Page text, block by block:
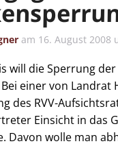
am 16. August 2008
will die Sperrung
einer von
des RVV-
Einsicht in das
Davon wolle man